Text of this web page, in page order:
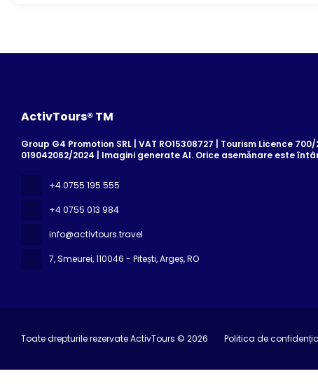
ActivTours® TM
Group G4 Promotion SRL | VAT RO15308727 | Tourism Licence
019042062/2024 | Imagini generate AI. Orice asemănare este
+4 0755 195 555
+4 0755 013 984
info@activtours.travel
7, Smeurei, 110046 - Pitești, Argeș, RO
Toate drepturile rezervate ActivTours © 2026 Politica de